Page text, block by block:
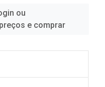
ou
e comprar